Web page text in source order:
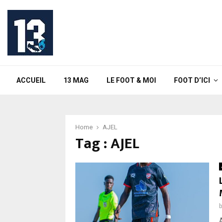
ACCUEIL 13 MAG LE FOOT & MOI FOOT D’ICI
Home AJEL
Tag : AJEL